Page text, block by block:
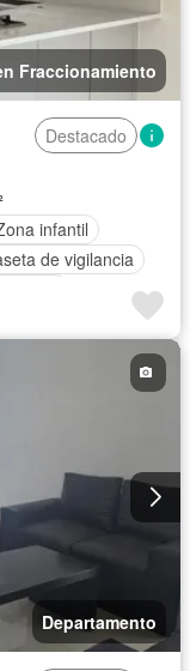
Fraccionamiento
Destacado
infantil
de vigilancia
con closet
por cable
Departamento